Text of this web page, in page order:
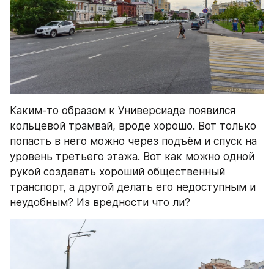
Каким-то образом к Универсиаде появился
кольцевой трамвай, вроде хорошо. Вот только
попасть в него можно через подъём и спуск на
уровень третьего этажа. Вот как можно одной
рукой создавать хороший общественный
транспорт, а другой делать его недоступным и
неудобным? Из вредности что ли?